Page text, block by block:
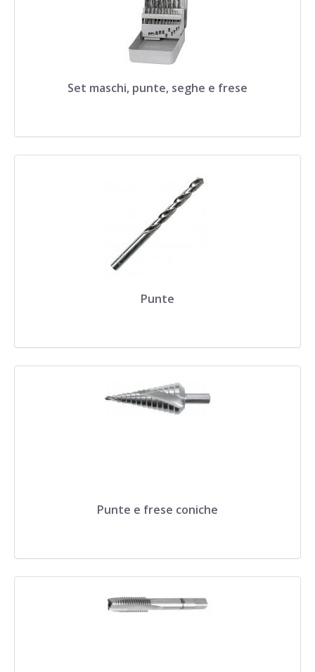
Set maschi, punte, seghe e frese
Punte
Punte e frese coniche